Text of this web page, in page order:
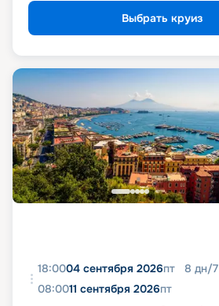
Выбрать круиз
18:0004 сентября 2026пт 8 дн/7
08:0011 сентября 2026пт